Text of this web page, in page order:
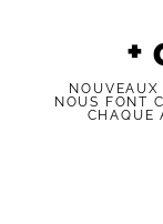
+
NOUVEAUX
NOUS FONT
CHAQUE